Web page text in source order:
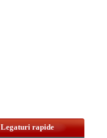
Legaturi rapide